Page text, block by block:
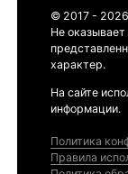
© 2017 -
Не
характер.
На сайте
информации.
Политика
Правила